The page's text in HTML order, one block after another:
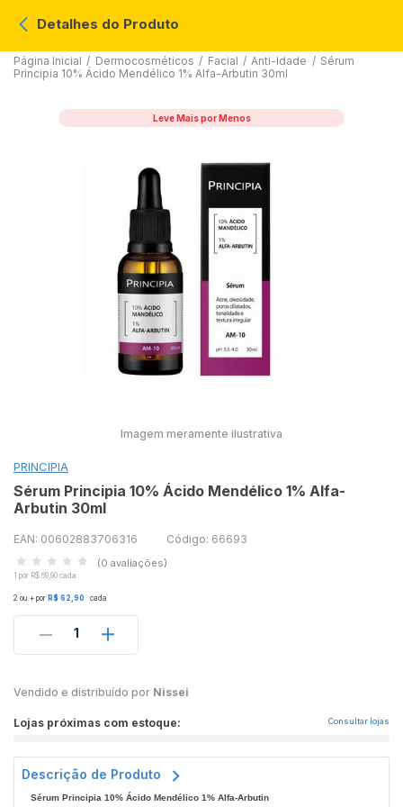
Página Inicial / Dermocosméticos / Facial / Anti-Idade / Sérum
Principia 10% Ácido Mendélico 1% Alfa-Arbutin 30ml
Detalhes do Produto
Leve Mais por Menos
Imagem meramente ilustrativa
PRINCIPIA
Sérum Principia 10% Ácido Mendélico 1% Alfa-
Arbutin 30ml
EAN: 00602883706316 Código: 66693
(0 avaliações)
1 por R$ 69,90 cada
2 ou + por R$ 62,90 cada
1
Vendido e distribuído por Nissei
Lojas próximas com estoque: Consultar lojas
Descrição de Produto
Sérum Principia 10% Ácido Mendélico 1% Alfa-Arbutin